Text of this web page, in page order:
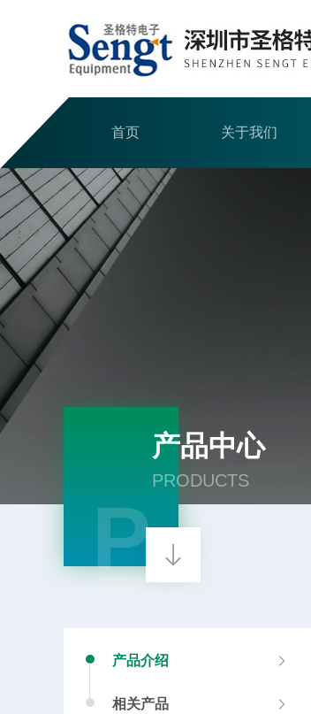
首页 关于我们
产品中心
PRODUCTS
P
产品介绍
相关产品